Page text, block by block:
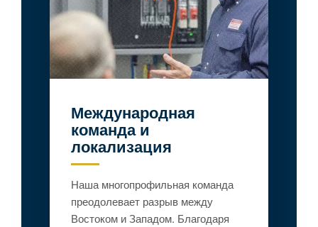
Международная
команда и
локализация
Наша многопрофильная команда
преодолевает разрыв между
Востоком и Западом. Благодаря